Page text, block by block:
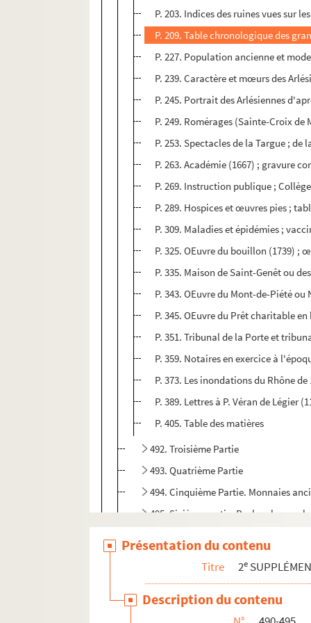
P. 203. Indices des ruines vues sur
P. 209. Table chronologique des
P. 227. Population ancienne et
P. 239. Caractère et mœurs des
P. 245. Portrait des Arlésiennes
P. 249. Romérages (Sainte-Croix
P. 253. Spectacles de la Targue ;
P. 263. Académie (1667) ; gravure
P. 269. Instruction publique ;
P. 289. Hospices et œuvres pies ;
P. 309. Maladies et épidémies ;
P. 325. OEuvre du bouillon (1739) ;
P. 335. Maison de Saint-Genêt ou
P. 343. OEuvre du Mont-de-Piété
P. 345. OEuvre du Prêt charitable en
P. 351. Tribunal de la Porte et
P. 359. Notaires en exercice à
P. 373. Les inondations du Rhône
P. 389. Lettres à P. Véran de Légier
P. 405. Table des matières
492. Troisième Partie
493. Quatrième Partie
494. Cinquième Partie. Monnaies
495. Sixième partie. Recherches sur
496. Statistique d'Arles. (
partie
497. Statistique du département des
498. Notes pour la Statistique d'Arles,
499. Statistique d'Arles. Brouillard sur
Présentation du contenu
Titre 2e
Description du contenu